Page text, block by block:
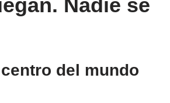
Nadie se
del mundo